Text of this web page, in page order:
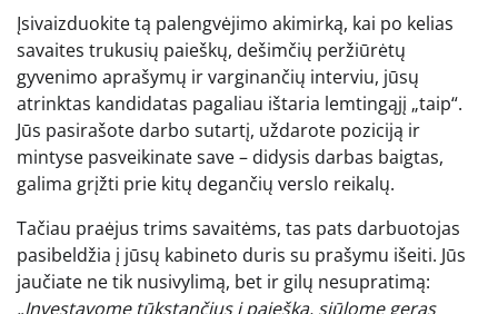
Įsivaizduokite tą palengvėjimo akimirką, kai po kelias
savaites trukusių paieškų, dešimčių peržiūrėtų
gyvenimo aprašymų ir varginančių interviu, jūsų
atrinktas kandidatas pagaliau ištaria lemtingąjį „taip“.
Jūs pasirašote darbo sutartį, uždarote poziciją ir
mintyse pasveikinate save – didysis darbas baigtas,
galima grįžti prie kitų degančių verslo reikalų.
Tačiau praėjus trims savaitėms, tas pats darbuotojas
pasibeldžia į jūsų kabineto duris su prašymu išeiti. Jūs
jaučiate ne tik nusivylimą, bet ir gilų nesupratimą:
„Investavome tūkstančius į paiešką, siūlome geras